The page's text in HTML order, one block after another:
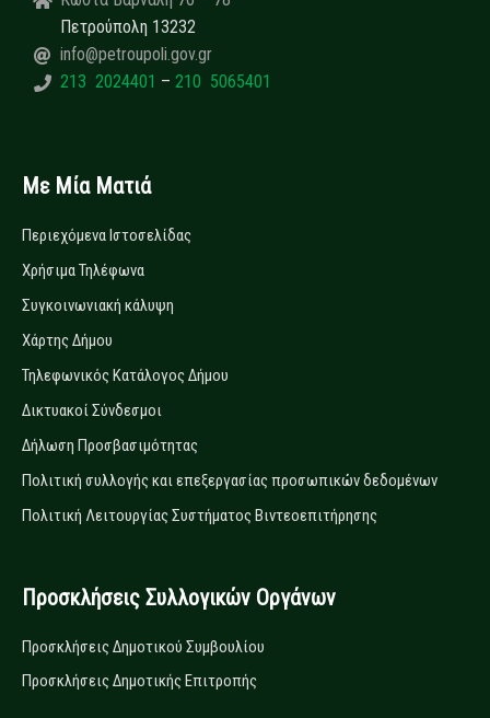
Πετρούπολη 13232
info@petroupoli.gov.gr
213 2024401 – 210 5065401
Με Μία Ματιά
Περιεχόμενα Ιστοσελίδας
Χρήσιμα Τηλέφωνα
Συγκοινωνιακή κάλυψη
Χάρτης Δήμου
Τηλεφωνικός Κατάλογος Δήμου
Δικτυακοί Σύνδεσμοι
Δήλωση Προσβασιμότητας
Πολιτική συλλογής και επεξεργασίας προσωπικών δεδομένων
Πολιτική Λειτουργίας Συστήματος Βιντεοεπιτήρησης
Προσκλήσεις Συλλογικών Οργάνων
Προσκλήσεις Δημοτικού Συμβουλίου
Προσκλήσεις Δημοτικής Επιτροπής